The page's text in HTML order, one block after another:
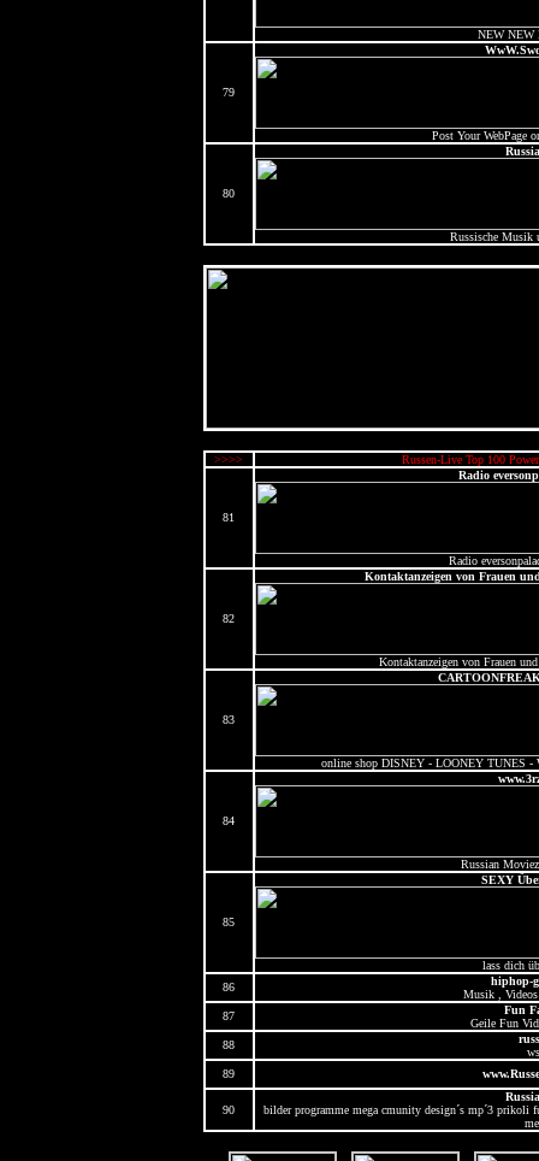
NEW NEW
79
Post Your WebPage
80
Russische Musik
>>>> Russen-Live Top 100
81
Radio
Radio
82
Kontaktanzeigen von Frauen
Kontaktanzeigen von Frauen
83
online shop DISNEY - LOONEY TUNES
84
Russian
85
SEXY
lass dich
86
hiphop-
Musik ,
87
Fun
Geile Fun
88
89
90
bilder programme mega cmunity design´s mp´3